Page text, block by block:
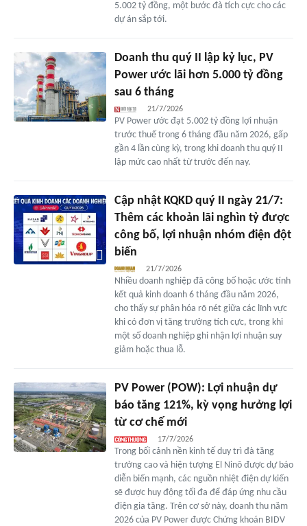
5.002 tỷ đồng, một bước đà tích cực cho các
dự án sắp tới.
Doanh thu quý II lập kỷ lục, PV
Power ước lãi hơn 5.000 tỷ đồng
sau 6 tháng
21/7/2026
PV Power ước đạt 5.002 tỷ đồng lợi nhuận
trước thuế trong 6 tháng đầu năm 2026, gấp
gần 4 lần cùng kỳ, trong khi doanh thu quý II
lập mức cao nhất từ trước đến nay.
Cập nhật KQKD quý II ngày 21/7:
Thêm các khoản lãi nghìn tỷ được
công bố, lợi nhuận nhóm điện đột
biến
21/7/2026
Nhiều doanh nghiệp đã công bố hoặc ước tính
kết quả kinh doanh 6 tháng đầu năm 2026,
cho thấy sự phân hóa rõ nét giữa các lĩnh vực
khi có đơn vị tăng trưởng tích cực, trong khi
một số doanh nghiệp ghi nhận lợi nhuận suy
giảm hoặc thua lỗ.
PV Power (POW): Lợi nhuận dự
báo tăng 121%, kỳ vọng hưởng lợi
từ cơ chế mới
17/7/2026
Trong bối cảnh nền kinh tế duy trì đà tăng
trưởng cao và hiện tượng El Ninõ được dự báo
diễn biến mạnh, các nguồn nhiệt điện dự kiến
sẽ được huy động tối đa để đáp ứng nhu cầu
điện gia tăng. Trên cơ sở này, doanh thu năm
2026 của PV Power được Chứng khoán BIDV